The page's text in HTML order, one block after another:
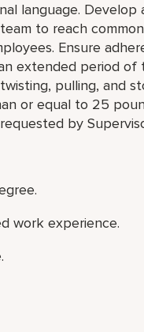
language. Develop
to reach
Ensure
extended period of
pulling, and
or equal to 25
by
work experience.